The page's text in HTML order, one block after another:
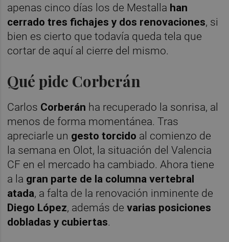
apenas cinco días los de Mestalla han
cerrado tres fichajes y dos renovaciones, si
bien es cierto que todavía queda tela que
cortar de aquí al cierre del mismo.
Qué pide Corberán
Carlos Corberán ha recuperado la sonrisa, al
menos de forma momentánea. Tras
apreciarle un gesto torcido al comienzo de
la semana en Olot, la situación del Valencia
CF en el mercado ha cambiado. Ahora tiene
a la gran parte de la columna vertebral
atada, a falta de la renovación inminente de
Diego López, además devarias posiciones
dobladas y cubiertas.